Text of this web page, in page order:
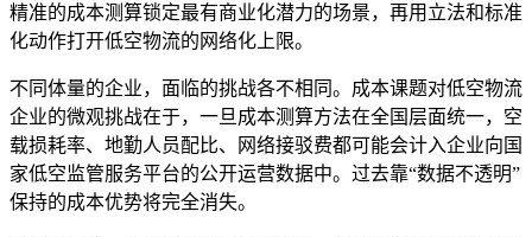
精准的成本测算锁定最有商业化潜力的场景，再用立法和标准
化动作打开低空物流的网络化上限。
不同体量的企业，面临的挑战各不相同。成本课题对低空物流
企业的微观挑战在于，一旦成本测算方法在全国层面统一，空
载损耗率、地勤人员配比、网络接驳费都可能会计入企业向国
家低空监管服务平台的公开运营数据中。过去靠“数据不透明”
保持的成本优势将完全消失。